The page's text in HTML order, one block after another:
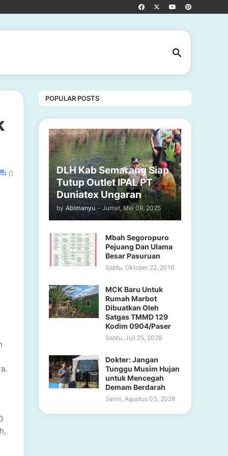
0
POPULAR POSTS
DLH Kab Semarang Siap
Tutup Outlet IPAL PT
Duniatex Ungaran
by Abimanyu - Jumat, Mei 09, 2025
Mbah Segoropuro
Pejuang Dan Ulama
Besar Pasuruan
Sabtu, Oktober 22, 2016
MCK Baru Untuk
Rumah Marbot
Dibuatkan Oleh
Satgas TMMD 129
Kodim 0904/Paser
Sabtu, Juli 25, 2026
Dokter: Jangan
Tunggu Musim Hujan
untuk Mencegah
Demam Berdarah
Senin, Agustus 03, 2026